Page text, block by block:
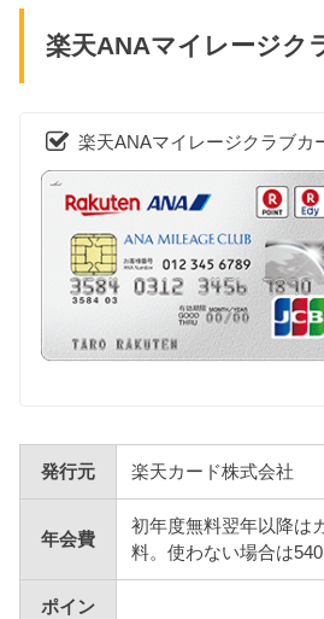
楽天ANAマイレージク
楽天ANAマイレージクラブカ
発行元 楽天カード株式会社
年会費
初年度無料翌年以降は
料。使わない場合は
ポイン